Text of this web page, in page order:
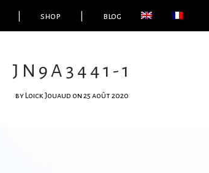
shop blog
JN9A3441-1
by Loick Jouaud on 25 août 2020